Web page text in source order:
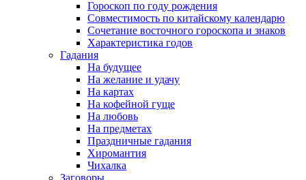
Гороскоп по году рождения
Совместимость по китайскому календарю
Сочетание восточного гороскопа и знаков
Характеристика годов
Гадания
На будущее
На желание и удачу
На картах
На кофейной гуще
На любовь
На предметах
Праздничные гадания
Хиромантия
Чихалка
Заговоры